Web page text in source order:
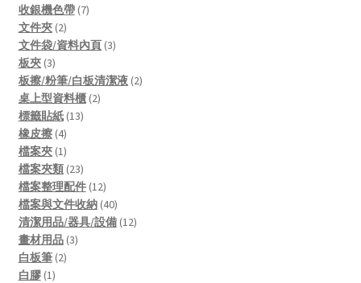
products
收銀機色帶 77
文件夾 22
products
文件袋/資料內頁 33
板夾 33
products
板擦/粉筆/白板清潔液 22
桌上型資料櫃 22
標籤貼紙 1313
橡皮擦 44
products
檔案夾 11
product
檔案夾類 2323
products
檔案整理配件 1212
products
檔案與文件收納 4040
products
清潔用品/器具/設備 1212
畫材用品 33
白板筆 22
白膠 11